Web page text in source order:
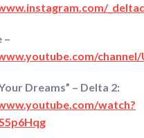
–
channel/
Dreams” – Delta 2:
watch?